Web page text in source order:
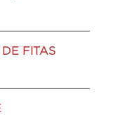
FITAS